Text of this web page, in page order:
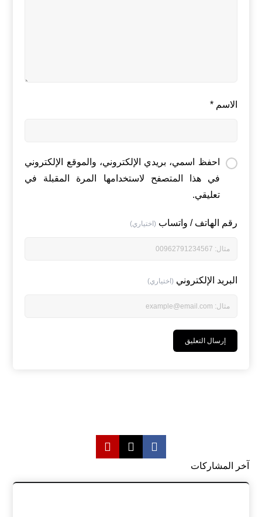
الاسم*
احفظ اسمي، بريدي الإلكتروني، والموقع الإلكتروني
في هذا المتصفح لاستخدامها المرة المقبلة في
تعليقي.
رقم الهاتف / واتساب (اختياري)
البريد الإلكتروني (اختياري)
آخر المشاركات